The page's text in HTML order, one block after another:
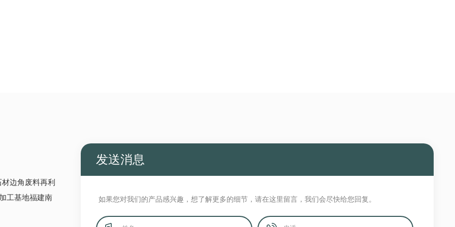
边角废料再利
工基地福建南
发送消息
如果您对我们的产品感兴趣，想了解更多的细节，请在这里留言，我们会尽快给您回复。